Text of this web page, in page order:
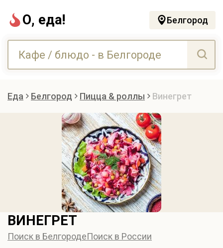
О, еда! Белгород
Еда Белгород Пицца & роллы Винегрет
ВИНЕГРЕТ
Поиск в БелгородеПоиск в России